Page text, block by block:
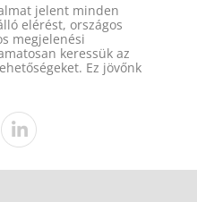
jelent minden
elérést, országos
megjelenési
keressük az
Ez jövőnk